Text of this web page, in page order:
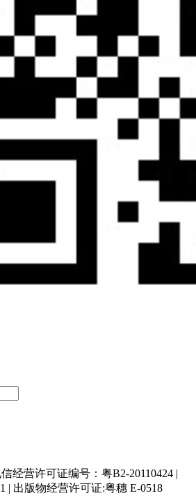
经营许可证编号：粤B2-20110424 |
| 出版物经营许可证:粤穗 E-0518